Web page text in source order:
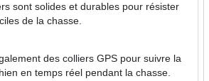
sont solides et durables pour résister
de la chasse.
des colliers GPS pour suivre la
en temps réel pendant la chasse.